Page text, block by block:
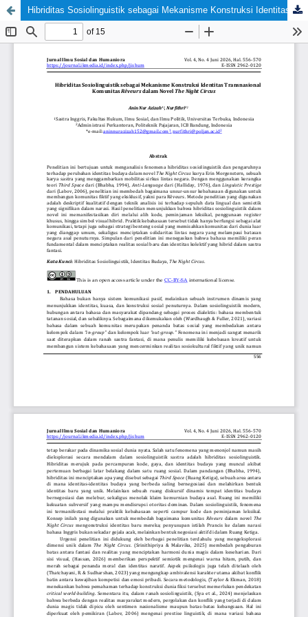
Hibriditas Sosiolinguistik sebagai Mekanisme Konstruksi Identitas Transnasional Komunitas Reveurs dalam Novel The Night Circus